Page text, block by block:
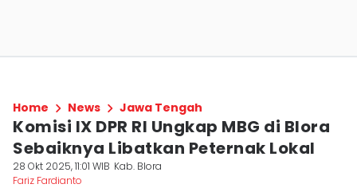
Home News Jawa Tengah
Komisi IX DPR RI Ungkap MBG di Blora
Sebaiknya Libatkan Peternak Lokal
28 Okt 2025, 11:01 WIB Kab. Blora
Fariz Fardianto